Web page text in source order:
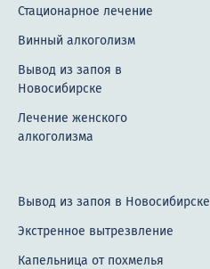
Стационарное лечение
Винный алкоголизм
Вывод из запоя в
Новосибирске
Лечение женского
алкоголизма
Вывод из запоя в Новосибирске
Экстренное вытрезвление
Капельница от похмелья